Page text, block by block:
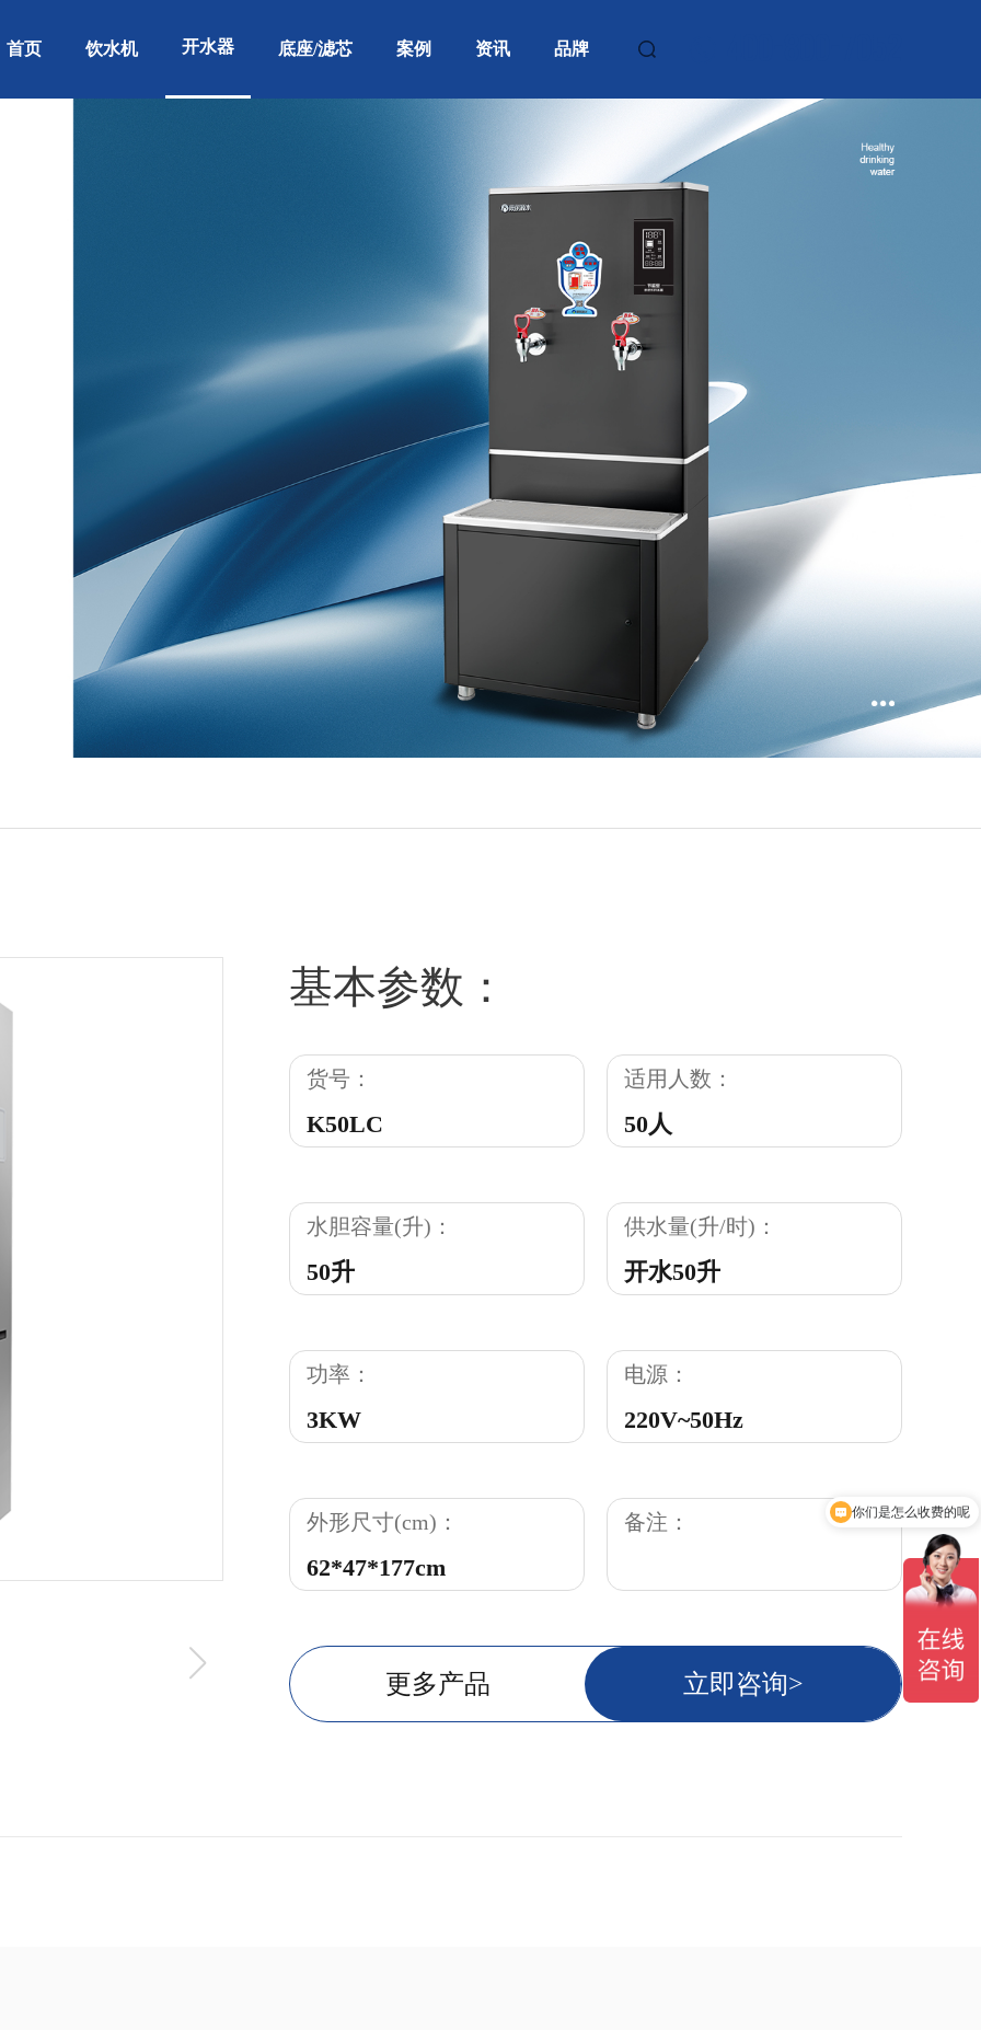
首页 饮水机 开水器 底座/滤芯 案例 资讯 品牌
交通工运输程
适用人数40人
适用人数100人 适用人数150人 适用人数200人
用人数50人 适用人数10人 适用人数30人
人数50人 适用人数100人 适用人数150人 适用人数200人
人数50人 适用人数100人 适用人数150人 适用人数200人
适用人数100人 适用人数150人 适用人数200人
用人数30人 适用人数50人 适用人数80人
适用人数50人 适用人数80人
适用人数80人 适用人数100人 适用人数150人 适用人数200人
人数80人 适用人数100人 适用人数150人 适用人数200人
适用人数80人 适用人数100人 适用人数150人
基本参数：
货号：
K50LC
适用人数：
50人
水胆容量(升)：
50升
供水量(升/时)：
开水50升
功率：
3KW
电源：
220V~50Hz
外形尺寸(cm)：
62*47*177cm
备注：
更多产品 立即咨询>
现在有优惠活动吗